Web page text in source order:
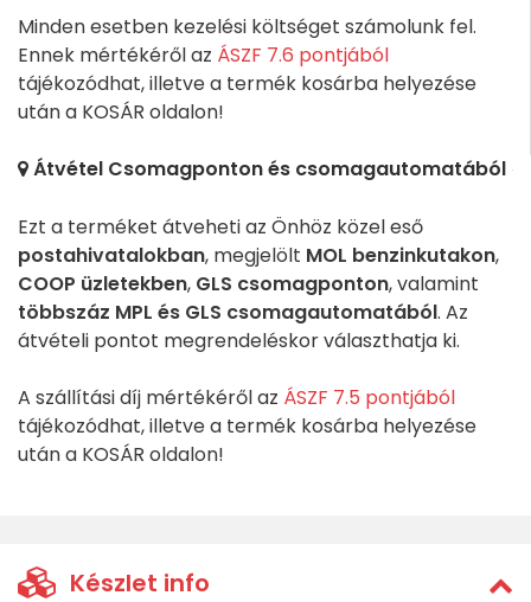
Minden esetben kezelési költséget számolunk fel.
Ennek mértékéről az ÁSZF 7.6 pontjából
tájékozódhat, illetve a termék kosárba helyezése
után a KOSÁR oldalon!
Átvétel Csomagponton és csomagautomatából
Ezt a terméket átveheti az Önhöz közel eső
postahivatalokban, megjelölt MOL benzinkutakon,
COOP üzletekben, GLS csomagponton, valamint
többszáz MPL és GLS csomagautomatából. Az
átvételi pontot megrendeléskor választhatja ki.
A szállítási díj mértékéről az ÁSZF 7.5 pontjából
tájékozódhat, illetve a termék kosárba helyezése
után a KOSÁR oldalon!
Készlet info